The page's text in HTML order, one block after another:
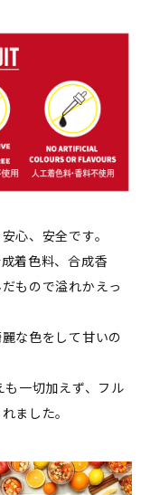
心、安全です。
着色料、合成香
もので溢れかえっ
な色をして甘いの
一切加えず、フル
ました。